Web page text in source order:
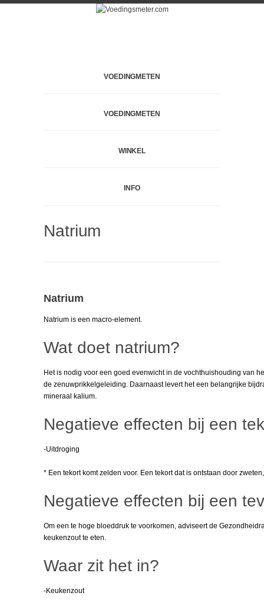
VOEDINGMETEN
VOEDINGMETEN
WINKEL
INFO
Natrium
Natrium
Natrium is een macro-element.
Wat doet natrium?
Het is nodig voor een goed evenwicht in de vochthuishouding van
de zenuwprikkelgeleiding. Daarnaast levert het een belangrijke
mineraal kalium.
Negatieve effecten bij een
-Uitdroging
* Een tekort komt zelden voor. Een tekort dat is ontstaan door
Negatieve effecten bij een
Om een te hoge bloeddruk te voorkomen, adviseert de
keukenzout te eten.
Waar zit het in?
-Keukenzout